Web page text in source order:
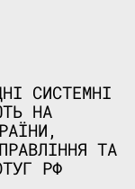
СИСТЕМНІ
НА
ТА
РФ